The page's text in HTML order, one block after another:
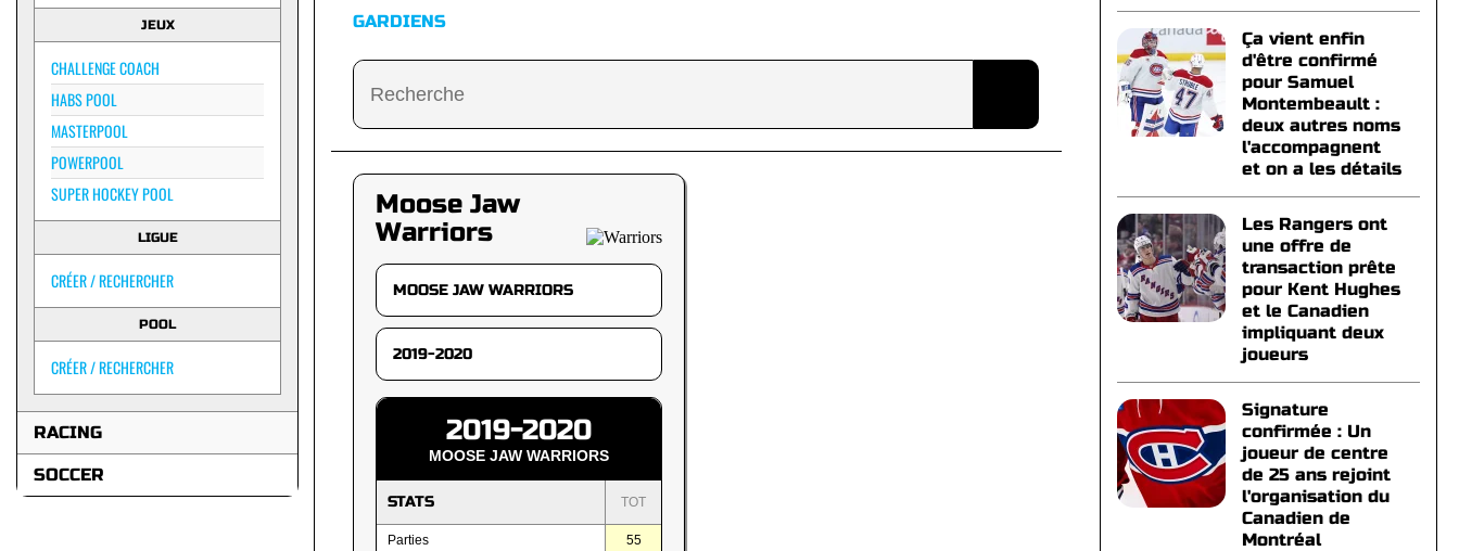
JEUX
CHALLENGE COACH
HABS POOL
MASTERPOOL
POWERPOOL
SUPER HOCKEY POOL
LIGUE
CRÉER / RECHERCHER
POOL
CRÉER / RECHERCHER
RACING
SOCCER
GARDIENS
Moose Jaw
Warriors
2019-2020
MOOSE JAW WARRIORS
STATS TOT
Parties 55
Ça vient enfin
d'être confirmé
pour Samuel
Montembeault :
deux autres noms
l'accompagnent
et on a les détails
Les Rangers ont
une offre de
transaction prête
pour Kent Hughes
et le Canadien
impliquant deux
joueurs
Signature
confirmée : Un
joueur de centre
de 25 ans rejoint
l'organisation du
Canadien de
Montréal